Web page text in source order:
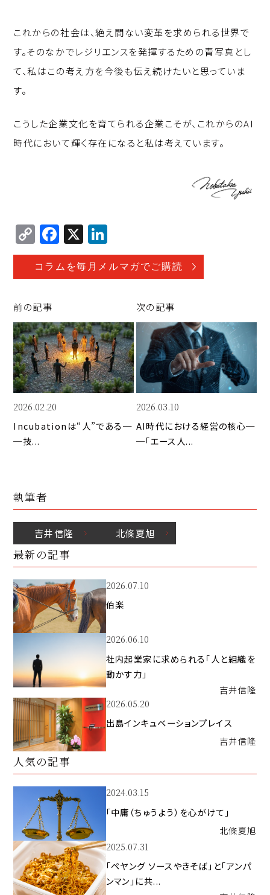
これからの社会は、絶え間ない変革を求められる世界で
す。そのなかでレジリエンスを発揮するための青写真とし
て、私はこの考え方を今後も伝え続けたいと思っていま
す。
こうした企業文化を育てられる企業こそが、これからのAI
時代において輝く存在になると私は考えています。
C
o
p
Li
n
k
F
a
c
o
o
k
X
n
k
I
n
コラムを毎月メルマガでご購読
前の記事
2026.02.20
Incubationは“人”である─
─技...
次の記事
2026.03.10
AI時代における経営の核心─
─「エース人...
執筆者
吉井信隆 北條夏旭
最新の記事
2026.07.10
伯楽
2026.06.10
社内起業家に求められる「人と組織を
動かす力」
吉井信隆
2026.05.20
出島インキュベーションプレイス
吉井信隆
人気の記事
2024.03.15
「中庸（ちゅうよう）を心がけて」
北條夏旭
2025.07.31
「ペヤング ソースやきそば」と「アンパ
ンマン」に共...